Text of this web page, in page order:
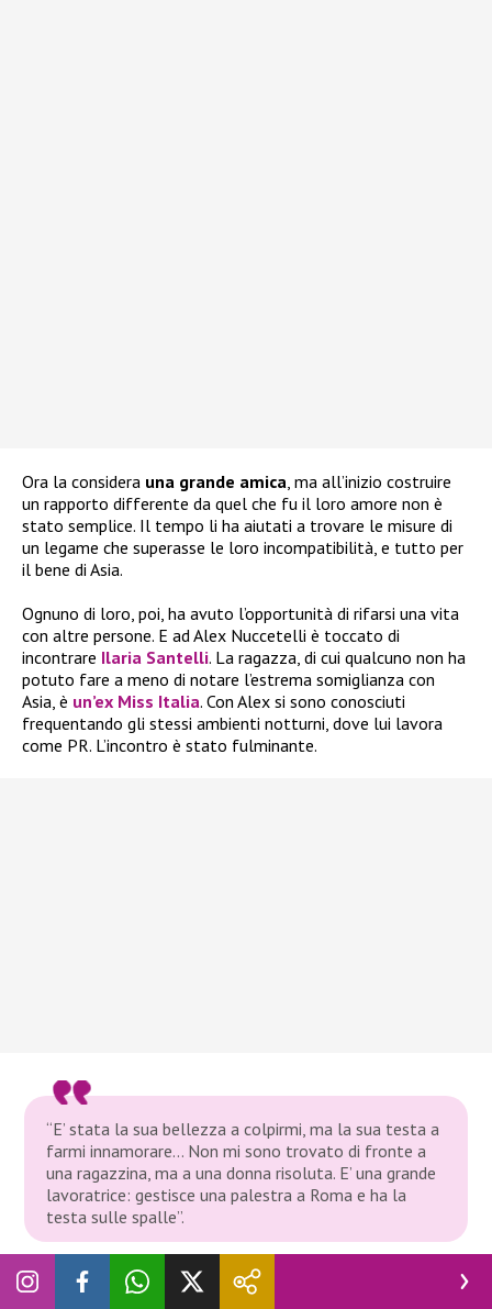
Ora la considera una grande amica , ma all’inizio costruire
un rapporto differente da quel che fu il loro amore non è
stato semplice. Il tempo li ha aiutati a trovare le misure di
un legame che superasse le loro incompatibilità, e tutto per
il bene di Asia.
Ognuno di loro, poi, ha avuto l’opportunità di rifarsi una vita
con altre persone. E ad Alex Nuccetelli è toccato di
incontrare Ilaria Santelli. La ragazza, di cui qualcuno non ha
potuto fare a meno di notare l’estrema somiglianza con
Asia, è un’ex Miss Italia. Con Alex si sono conosciuti
frequentando gli stessi ambienti notturni, dove lui lavora
come PR. L’incontro è stato fulminante.
“E’ stata la sua bellezza a colpirmi, ma la sua testa a
farmi innamorare… Non mi sono trovato di fronte a
una ragazzina, ma a una donna risoluta. E’ una grande
lavoratrice: gestisce una palestra a Roma e ha la
testa sulle spalle”.
La coppia è stata intercettata sulle spiagge laziali dai